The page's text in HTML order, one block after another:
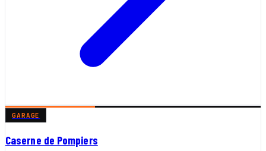
GARAGE
Caserne de Pompiers